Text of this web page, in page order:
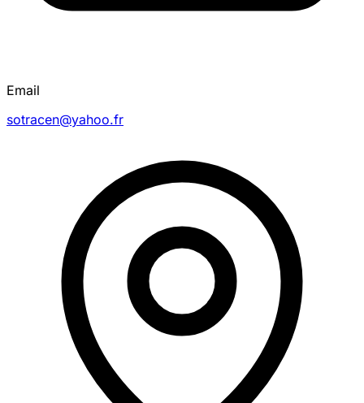
Email
sotracen@yahoo.fr